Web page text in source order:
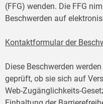
(FFG) wenden. Die FFG
Beschwerden auf
Kontaktformular der
Diese Beschwerden
geprüft, ob sie sich auf
Web-Zugänglichkeits-